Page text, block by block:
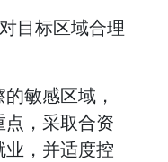
目标区域合理
敏感区域，
，采取合资
，并适度控